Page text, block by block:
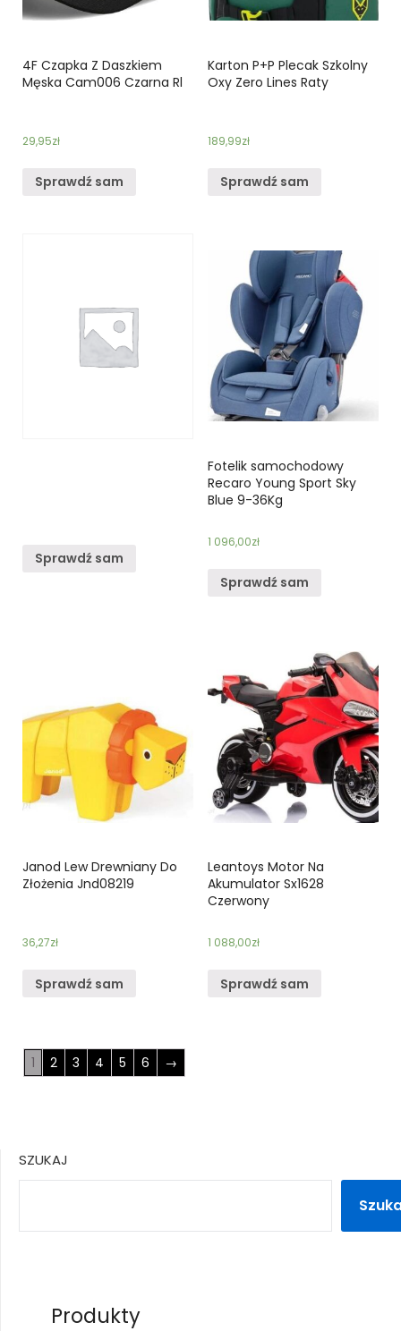
4F Czapka Z Daszkiem
Męska Cam006 Czarna Rl
29,95zł
Sprawdź sam
Karton P+P Plecak Szkolny
Oxy Zero Lines Raty
189,99zł
Sprawdź sam
Sprawdź sam
Fotelik samochodowy
Recaro Young Sport Sky
Blue 9-36Kg
1 096,00zł
Sprawdź sam
Janod Lew Drewniany Do
Złożenia Jnd08219
36,27zł
Sprawdź sam
Leantoys Motor Na
Akumulator Sx1628
Czerwony
1 088,00zł
Sprawdź sam
1 2 3 4 5 6 →
SZUKAJ
Produkty